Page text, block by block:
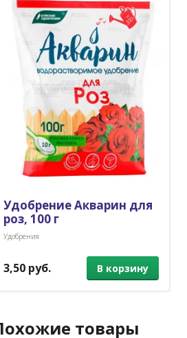
Удобрение Акварин для
роз, 100 г
Удобрения
3,50 руб. В корзину
товары